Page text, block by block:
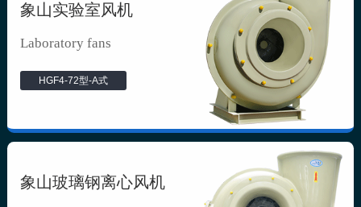
象山实验室风机
Laboratory fans
HGF4-72型-A式
象山玻璃钢离心风机